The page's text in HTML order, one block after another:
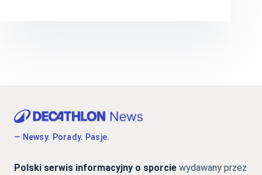
— Newsy. Porady. Pasje.
Polski serwis informacyjny o sporcie wydawany przez